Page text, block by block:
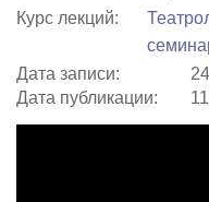
Курс лекций:
Дата записи:
Дата публикации: